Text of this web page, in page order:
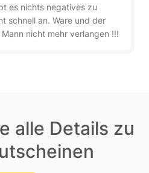
es nichts negatives zu
schnell an. Ware und der
nicht mehr verlangen !!!
alle Details zu